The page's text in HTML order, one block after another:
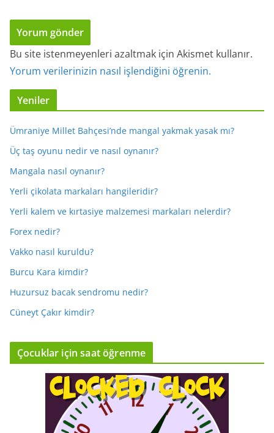
Bu site istenmeyenleri azaltmak için Akismet kullanır.
Yorum verilerinizin nasıl işlendiğini öğrenin.
Yeniler
Ümraniye Millet Bahçesi’nde mangal yakmak yasak mı?
Üç taş oyunu nedir ve nasıl oynanır?
Mangala nasıl oynanır?
Yerli çikolata markaları hangileridir?
Yerli kalem ve kırtasiye malzemesi markaları nelerdir?
Forex nedir?
Vakko nasıl kuruldu?
Burcu Kara kimdir?
Huzursuz bacak sendromu nedir?
Cüneyt Çakır kimdir?
Çocuklar için saat öğrenme